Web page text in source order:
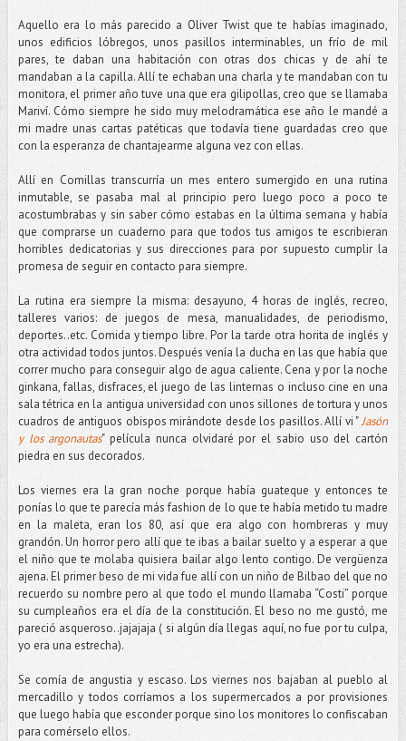
Aquello era lo más parecido a Oliver Twist que te habías imaginado,
unos edificios lóbregos, unos pasillos interminables, un frío de mil
pares, te daban una habitación con otras dos chicas y de ahí te
mandaban a la capilla. Allí te echaban una charla y te mandaban con tu
monitora, el primer año tuve una que era gilipollas, creo que se llamaba
Mariví. Cómo siempre he sido muy melodramática ese año le mandé a
mi madre unas cartas patéticas que todavía tiene guardadas creo que
con la esperanza de chantajearme alguna vez con ellas.
Allí en Comillas transcurría un mes entero sumergido en una rutina
inmutable, se pasaba mal al principio pero luego poco a poco te
acostumbrabas y sin saber cómo estabas en la última semana y había
que comprarse un cuaderno para que todos tus amigos te escribieran
horribles dedicatorias y sus direcciones para por supuesto cumplir la
promesa de seguir en contacto para siempre.
La rutina era siempre la misma: desayuno, 4 horas de inglés, recreo,
talleres varios: de juegos de mesa, manualidades, de periodismo,
deportes..etc. Comida y tiempo libre. Por la tarde otra horita de inglés y
otra actividad todos juntos. Después venía la ducha en las que había que
correr mucho para conseguir algo de agua caliente. Cena y por la noche
ginkana, fallas, disfraces, el juego de las linternas o incluso cine en una
sala tétrica en la antigua universidad con unos sillones de tortura y unos
cuadros de antiguos obispos mirándote desde los pasillos. Allí vi "Jasón
y los argonautas" película nunca olvidaré por el sabio uso del cartón
piedra en sus decorados.
Los viernes era la gran noche porque había guateque y entonces te
ponías lo que te parecía más fashion de lo que te había metido tu madre
en la maleta, eran los 80, así que era algo con hombreras y muy
grandón. Un horror pero allí que te ibas a bailar suelto y a esperar a que
el niño que te molaba quisiera bailar algo lento contigo. De vergüenza
ajena. El primer beso de mi vida fue allí con un niño de Bilbao del que no
recuerdo su nombre pero al que todo el mundo llamaba “Costi” porque
su cumpleaños era el día de la constitución. El beso no me gustó, me
pareció asqueroso..jajajaja ( si algún día llegas aquí, no fue por tu culpa,
yo era una estrecha).
Se comía de angustia y escaso. Los viernes nos bajaban al pueblo al
mercadillo y todos corríamos a los supermercados a por provisiones
que luego había que esconder porque sino los monitores lo confiscaban
para comérselo ellos.